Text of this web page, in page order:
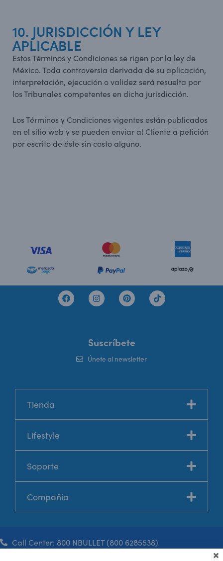
10. JURISDICCIÓN Y LEY
APLICABLE
Estos Términos y Condiciones se rigen por la ley de
México. Toda controversia derivada de su aplicación,
interpretación, ejecución o validez será resuelta por
los Tribunales competentes en dicha jurisdicción.
Los Términos y Condiciones vigentes están publicados
en el sitio web y se pueden enviar al Cliente a petición
por escrito de éste sin costo alguno.
Suscríbete
Únete al newsletter
Tienda
Lifestyle
Soporte
Compañía
Call Center: 800 NBULLET (800 6285538)